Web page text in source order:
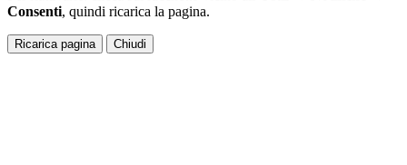
Consenti, quindi ricarica la pagina.
Ricarica pagina Chiudi